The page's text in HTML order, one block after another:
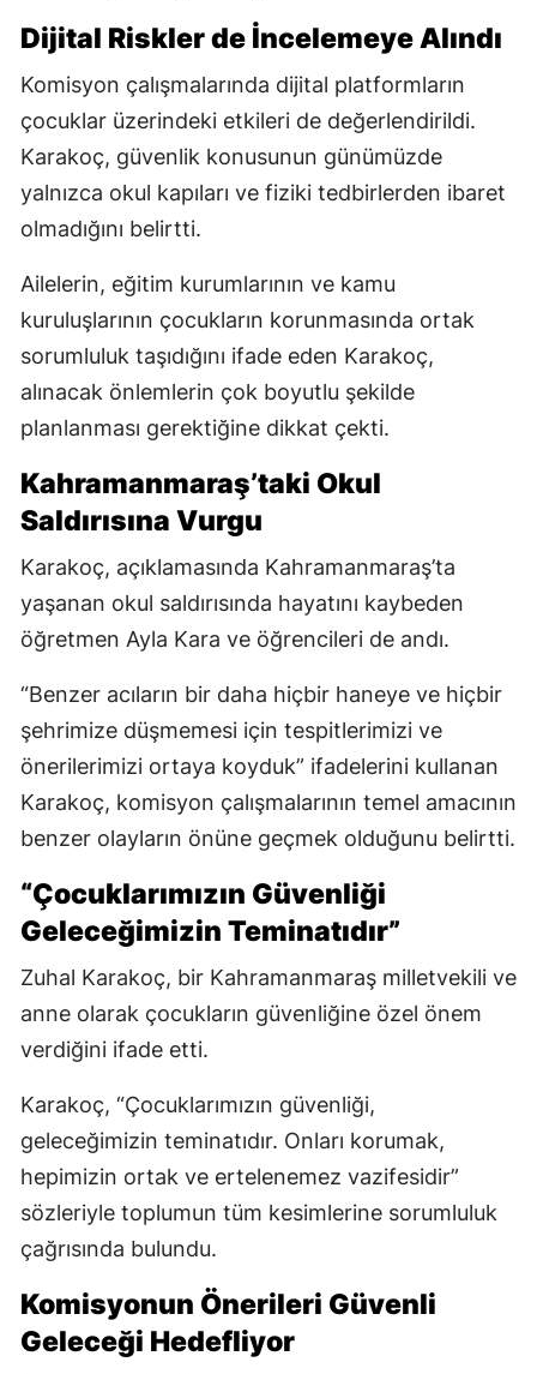
Dijital Riskler de İncelemeye Alındı
Komisyon çalışmalarında dijital platformların
çocuklar üzerindeki etkileri de değerlendirildi.
Karakoç, güvenlik konusunun günümüzde
yalnızca okul kapıları ve fiziki tedbirlerden ibaret
olmadığını belirtti.
Ailelerin, eğitim kurumlarının ve kamu
kuruluşlarının çocukların korunmasında ortak
sorumluluk taşıdığını ifade eden Karakoç,
alınacak önlemlerin çok boyutlu şekilde
planlanması gerektiğine dikkat çekti.
Kahramanmaraş’taki Okul
Saldırısına Vurgu
Karakoç, açıklamasında Kahramanmaraş’ta
yaşanan okul saldırısında hayatını kaybeden
öğretmen Ayla Kara ve öğrencileri de andı.
“Benzer acıların bir daha hiçbir haneye ve hiçbir
şehrimize düşmemesi için tespitlerimizi ve
önerilerimizi ortaya koyduk” ifadelerini kullanan
Karakoç, komisyon çalışmalarının temel amacının
benzer olayların önüne geçmek olduğunu belirtti.
“Çocuklarımızın Güvenliği
Geleceğimizin Teminatıdır”
Zuhal Karakoç, bir Kahramanmaraş milletvekili ve
anne olarak çocukların güvenliğine özel önem
verdiğini ifade etti.
Karakoç, “Çocuklarımızın güvenliği,
geleceğimizin teminatıdır. Onları korumak,
hepimizin ortak ve ertelenemez vazifesidir”
sözleriyle toplumun tüm kesimlerine sorumluluk
çağrısında bulundu.
Komisyonun Önerileri Güvenli
Geleceği Hedefliyor